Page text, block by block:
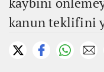
kanun teklifini